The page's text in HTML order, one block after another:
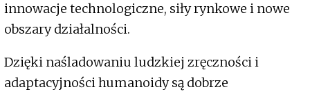
innowacje technologiczne, siły rynkowe i nowe
obszary działalności.
Dzięki naśladowaniu ludzkiej zręczności i
adaptacyjności humanoidy są dobrze